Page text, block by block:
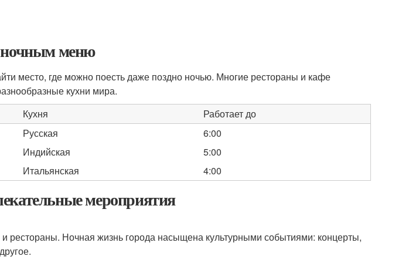
ночным меню
место, где можно поесть даже поздно ночью. Многие рестораны и кафе
кухни мира.
Кухня
Работает до
Русская
6:00
Индийская
5:00
Итальянская 4:00
мероприятия
рестораны. Ночная жизнь города насыщена культурными событиями: концерты,